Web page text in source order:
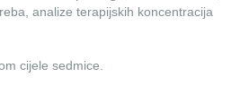
analize terapijskih koncentracija
cijele sedmice.